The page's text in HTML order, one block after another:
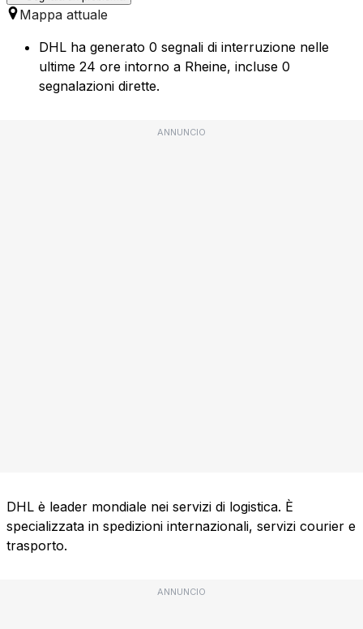
Mappa attuale
DHL ha generato 0 segnali di interruzione nelle
ultime 24 ore intorno a Rheine, incluse 0
segnalazioni dirette.
ANNUNCIO
DHL è leader mondiale nei servizi di logistica. È
specializzata in spedizioni internazionali, servizi courier e
trasporto.
ANNUNCIO